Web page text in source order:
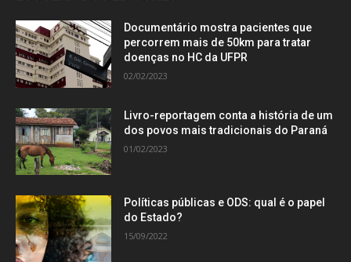
Documentário mostra pacientes que
percorrem mais de 50km para tratar
doenças no HC da UFPR
02/02/2023
Livro-reportagem conta a história de um
dos povos mais tradicionais do Paraná
01/02/2023
Políticas públicas e ODS: qual é o papel
do Estado?
15/09/2022